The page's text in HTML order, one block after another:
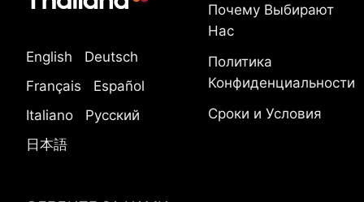
English
Deutsch
Français
Español
Italiano
Русский
日本語
Почему Выбирают
Нас
Политика
Конфиденциальности
Сроки и Условия